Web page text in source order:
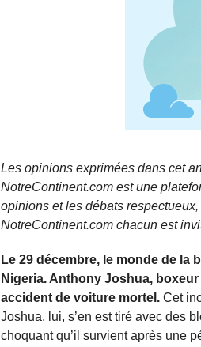
Les opinions exprimées dans cet
NotreContinent.com est une
opinions et les débats
NotreContinent.com chacun est
Le 29 décembre, le monde de la
Nigeria. Anthony Joshua,
accident de voiture mortel. Cet
Joshua, lui, s’en est tiré avec des
choquant qu’il survient après une